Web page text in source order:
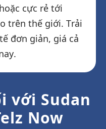
cực rẻ tới
trên thế giới. Trải
đơn giản, giá cả
với Sudan
Now